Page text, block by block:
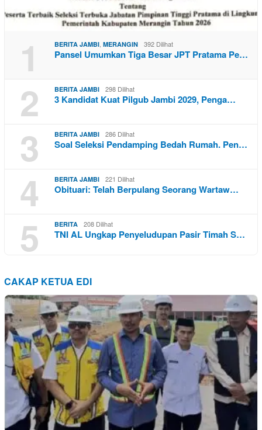
1 BERITA JAMBI MERANGIN 392 Dilihat
Pansel Umumkan Tiga Besar JPT Pratama Pe…
2 BERITA JAMBI 298 Dilihat
3 Kandidat Kuat Pilgub Jambi 2029, Penga…
3 BERITA JAMBI 286 Dilihat
Soal Seleksi Pendamping Bedah Rumah. Pen…
4 BERITA JAMBI 221 Dilihat
Obituari: Telah Berpulang Seorang Wartaw…
5 BERITA 208 Dilihat
TNI AL Ungkap Penyeludupan Pasir Timah S…
CAKAP KETUA EDI